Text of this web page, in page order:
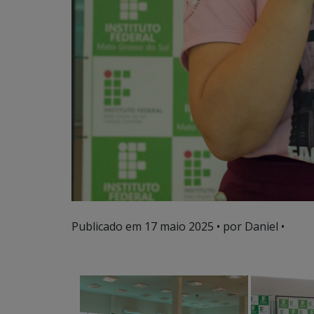
Publicado em 17 maio 2025 • por Daniel •